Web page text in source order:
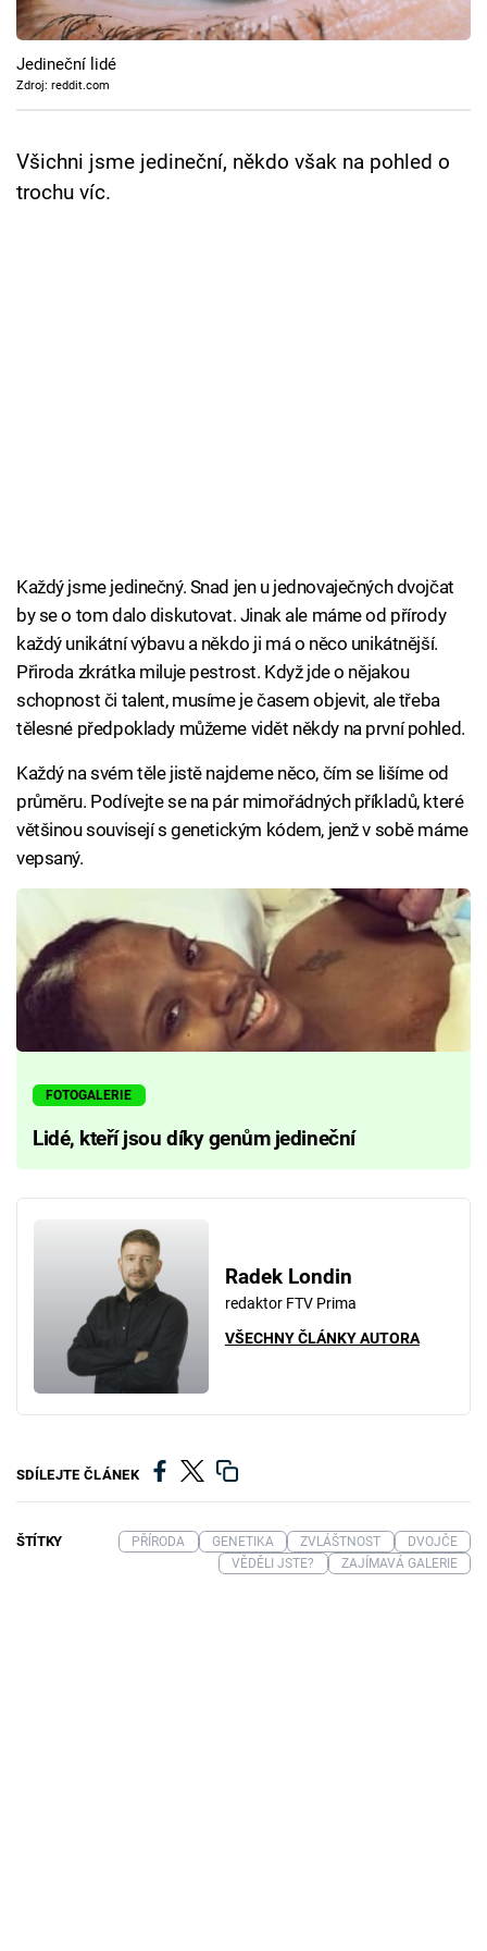
Cool Esport
Pořady
Sledujte prima+
Jedineční lidé
Zdroj: reddit.com
Všichni jsme jedineční, někdo však na pohled o
trochu víc.
Každý jsme jedinečný. Snad jen u jednovaječných dvojčat
by se o tom dalo diskutovat. Jinak ale máme od přírody
každý unikátní výbavu a někdo ji má o něco unikátnější.
Přiroda zkrátka miluje pestrost. Když jde o nějakou
schopnost či talent, musíme je časem objevit, ale třeba
tělesné předpoklady můžeme vidět někdy na první pohled.
Každý na svém těle jistě najdeme něco, čím se lišíme od
průměru. Podívejte se na pár mimořádných příkladů, které
většinou souvisejí s genetickým kódem, jenž v sobě máme
vepsaný.
FOTOGALERIE
Lidé, kteří jsou díky genům jedineční
Radek Londin
redaktor FTV Prima
VŠECHNY ČLÁNKY AUTORA
SDÍLEJTE ČLÁNEK
ŠTÍTKY PŘÍRODA GENETIKA ZVLÁŠTNOST
DVOJČE
VĚDĚLI JSTE?
ZAJÍMAVÁ GALERIE